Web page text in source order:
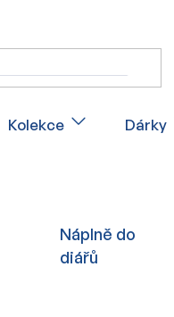
Kolekce Dárky
Náplně do
diářů